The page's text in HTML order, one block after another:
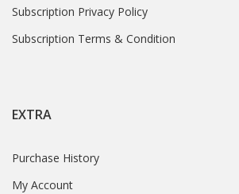
Subscription Privacy Policy
Subscription Terms & Condition
EXTRA
Purchase History
My Account